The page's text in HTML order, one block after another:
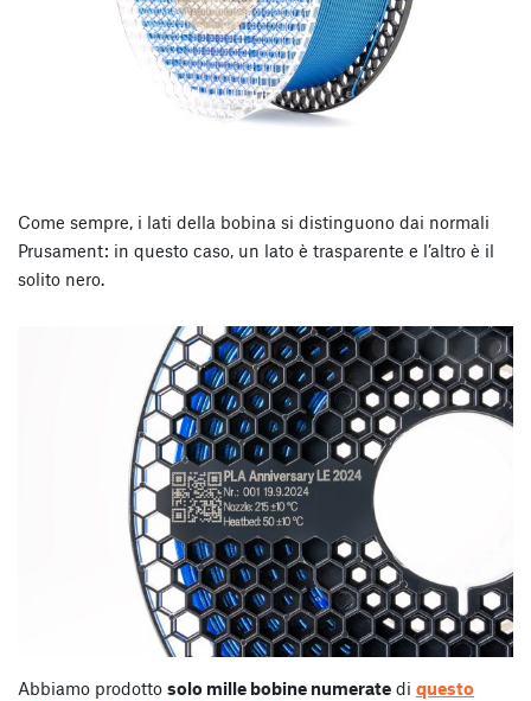
Come sempre, i lati della bobina si distinguono dai normali
Prusament: in questo caso, un lato è trasparente e l’altro è il
solito nero.
Abbiamo prodotto solo mille bobine numerate di questo